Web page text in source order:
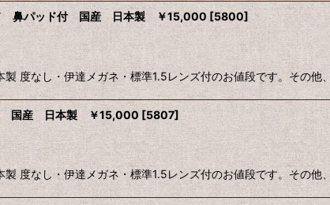
パッド付 国産 日本製 ￥15,000 [5800]
度なし・伊達メガネ・標準1.5レンズ付のお値段です。その他
国産 日本製 ￥15,000 [5807]
度なし・伊達メガネ・標準1.5レンズ付のお値段です。その他